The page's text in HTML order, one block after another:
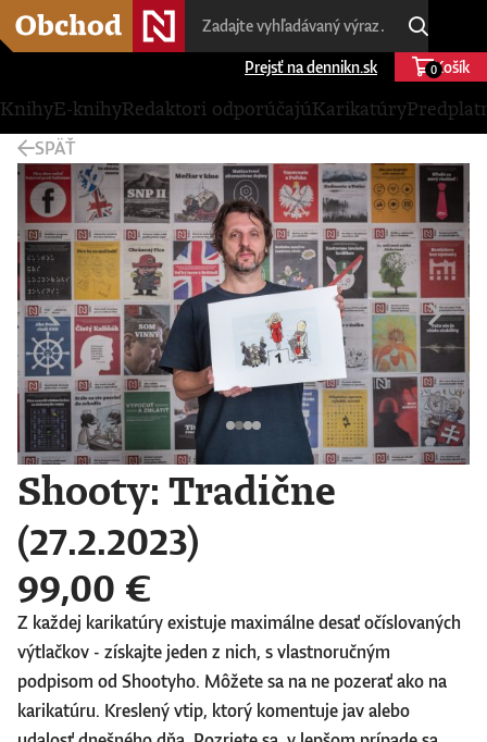
Prejsť na dennikn.sk Košík
0
KnihyE-knihyRedaktori odporúčajúKarikatúry
SPÄŤ
Shooty: Tradične
(27.2.2023)
99,00 €
Z každej karikatúry existuje maximálne desať očíslovaných
výtlačkov - získajte jeden z nich, s vlastnoručným
podpisom od Shootyho. Môžete sa na ne pozerať ako na
karikatúru. Kreslený vtip, ktorý komentuje jav alebo